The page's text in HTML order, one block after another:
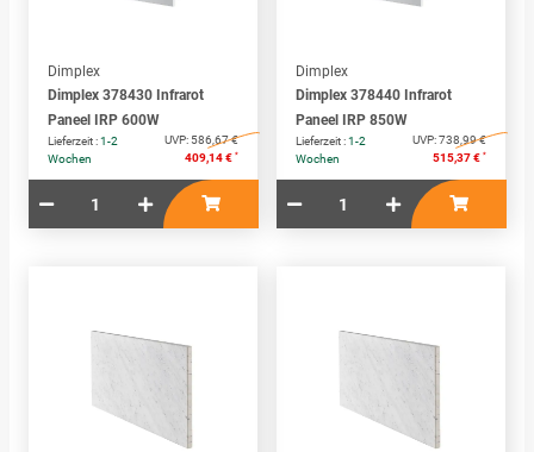
Dimplex
Dimplex 378430 Infrarot
Paneel IRP 600W
Lieferzeit :1-2
Wochen
UVP: 586,67 €
409,14 € *
Dimplex
Dimplex 378440 Infrarot
Paneel IRP 850W
Lieferzeit :1-2
Wochen
UVP:738,99 €
515,37 € *